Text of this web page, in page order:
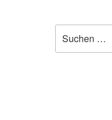
nach: